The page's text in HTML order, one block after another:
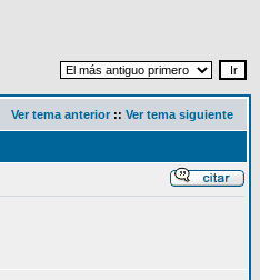
Ver tema anterior :: Ver tema siguiente